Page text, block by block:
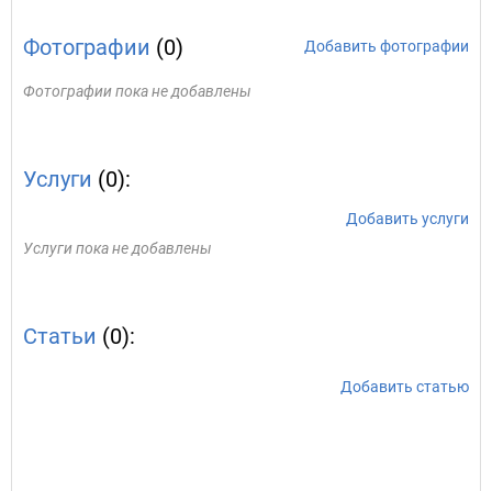
Фотографии (0) Добавить фотографии
Фотографии пока не добавлены
Услуги (0):
Добавить услуги
Услуги пока не добавлены
Статьи (0):
Добавить статью